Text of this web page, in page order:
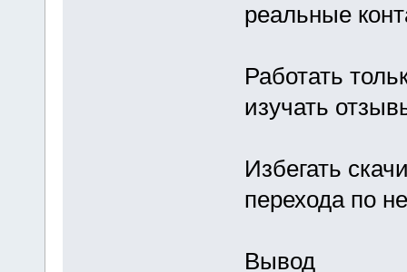
реальные
Работать
изучать
Избегать
перехода по
Вывод